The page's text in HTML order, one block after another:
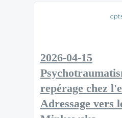
2026-04-15
repérage chez
Adressage vers